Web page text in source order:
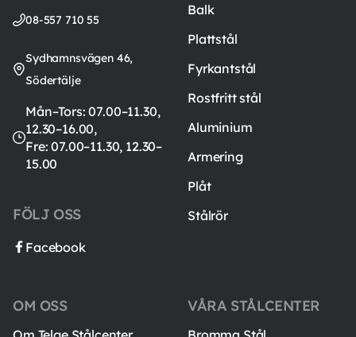
08-557 710 55
Sydhamnsvägen 46,
Södertälje
Mån–Tors: 07.00–11.30,
12.30–16.00,
Fre: 07.00–11.30, 12.30–
15.00
FÖLJ OSS
Facebook
Balk
Plattstål
Fyrkantstål
Rostfritt stål
Aluminium
Armering
Plåt
Stålrör
VÅRA STÅLCENTER
OM OSS